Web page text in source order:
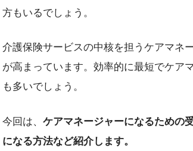
方もいるでしょう。
介護保険サービスの中核を担うケアマネ
が高まっています。効率的に最短でケア
も多いでしょう。
今回は、 ケアマネージャーになるための
になる方法など紹介します。